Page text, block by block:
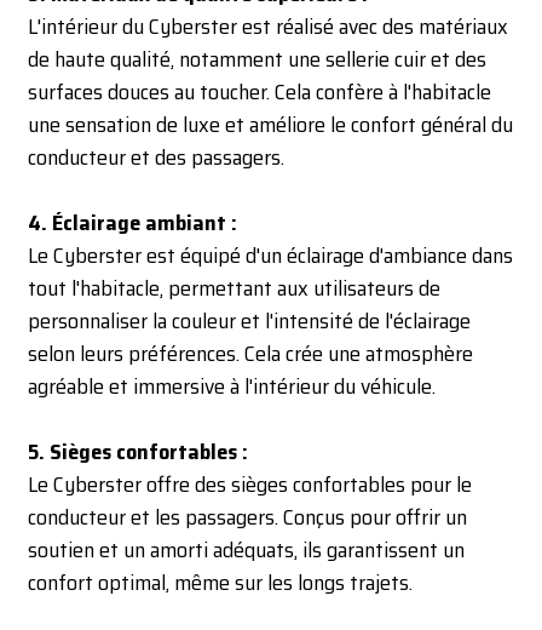
L'intérieur du Cyberster est réalisé avec des matériaux
de haute qualité, notamment une sellerie cuir et des
surfaces douces au toucher. Cela confère à l'habitacle
une sensation de luxe et améliore le confort général du
conducteur et des passagers.
4. Éclairage ambiant :
Le Cyberster est équipé d'un éclairage d'ambiance dans
tout l'habitacle, permettant aux utilisateurs de
personnaliser la couleur et l'intensité de l'éclairage
selon leurs préférences. Cela crée une atmosphère
agréable et immersive à l'intérieur du véhicule.
5. Sièges confortables :
Le Cyberster offre des sièges confortables pour le
conducteur et les passagers. Conçus pour offrir un
soutien et un amorti adéquats, ils garantissent un
confort optimal, même sur les longs trajets.